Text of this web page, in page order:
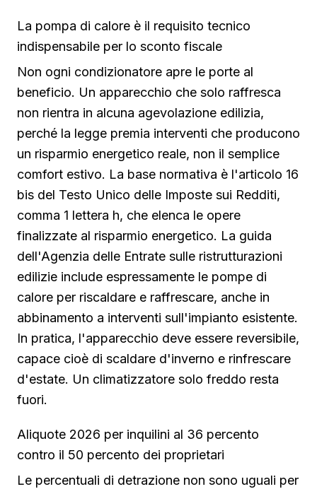
La pompa di calore è il requisito tecnico
indispensabile per lo sconto fiscale
Non ogni condizionatore apre le porte al
beneficio. Un apparecchio che solo raffresca
non rientra in alcuna agevolazione edilizia,
perché la legge premia interventi che producono
un risparmio energetico reale, non il semplice
comfort estivo. La base normativa è l'articolo 16
bis del Testo Unico delle Imposte sui Redditi,
comma 1 lettera h, che elenca le opere
finalizzate al risparmio energetico. La guida
dell'Agenzia delle Entrate sulle ristrutturazioni
edilizie include espressamente le pompe di
calore per riscaldare e raffrescare, anche in
abbinamento a interventi sull'impianto esistente.
In pratica, l'apparecchio deve essere reversibile,
capace cioè di scaldare d'inverno e rinfrescare
d'estate. Un climatizzatore solo freddo resta
fuori.
Aliquote 2026 per inquilini al 36 percento
contro il 50 percento dei proprietari
Le percentuali di detrazione non sono uguali per